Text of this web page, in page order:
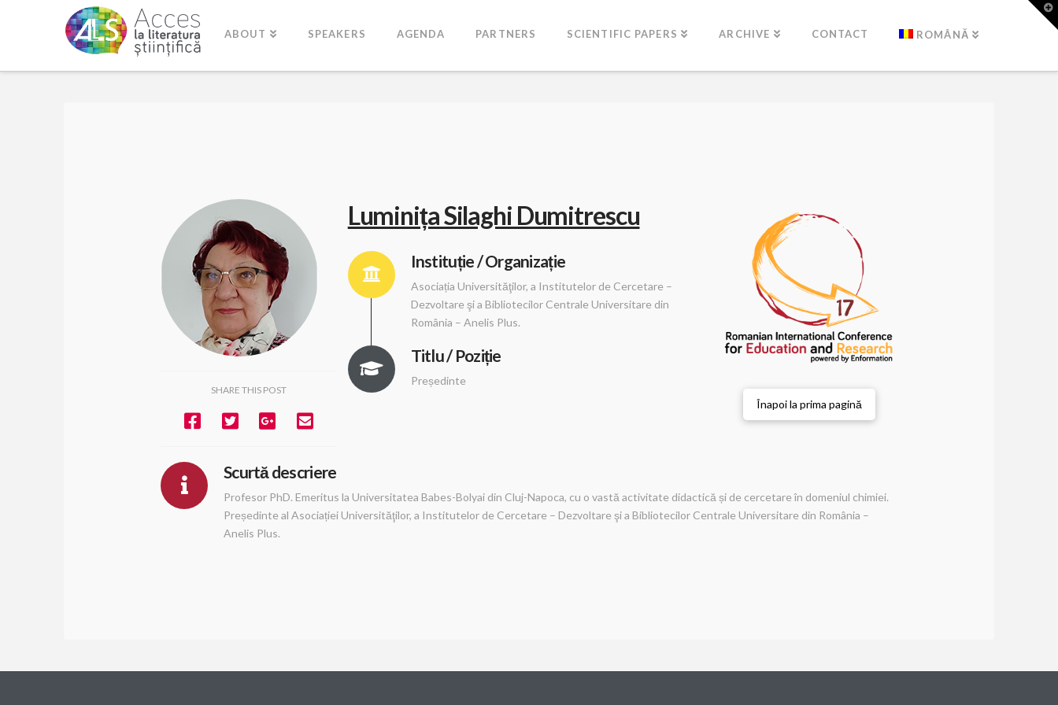
ABOUT SPEAKERS AGENDA PARTNERS SCIENTIFIC PAPERS ARCHIVE CONTACT ROMÂNĂ
SHARE THIS POST
Luminița Silaghi Dumitrescu
Instituție / Organizație
Asociația Universităţilor, a Institutelor de Cercetare –
Dezvoltare şi a Bibliotecilor Centrale Universitare din
România – Anelis Plus.
Titlu / Poziție
Președinte
Înapoi la prima pagină
Scurtă descriere
Profesor PhD. Emeritus la Universitatea Babes-Bolyai din Cluj-Napoca, cu o vastă activitate didactică și de cercetare în domeniul chimiei.
Președinte al Asociației Universităţilor, a Institutelor de Cercetare – Dezvoltare şi a Bibliotecilor Centrale Universitare din România –
Anelis Plus.